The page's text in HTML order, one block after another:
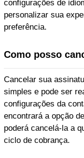
configurações de
personalizar sua
preferência.
Como posso
Cancelar sua
simples e pode ser
configurações da
encontrará a opção
poderá cancelá-la a
ciclo de cobrança.